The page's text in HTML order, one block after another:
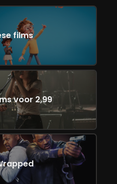
films
voor 2,99